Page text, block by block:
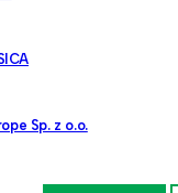
Sp. z o.o.